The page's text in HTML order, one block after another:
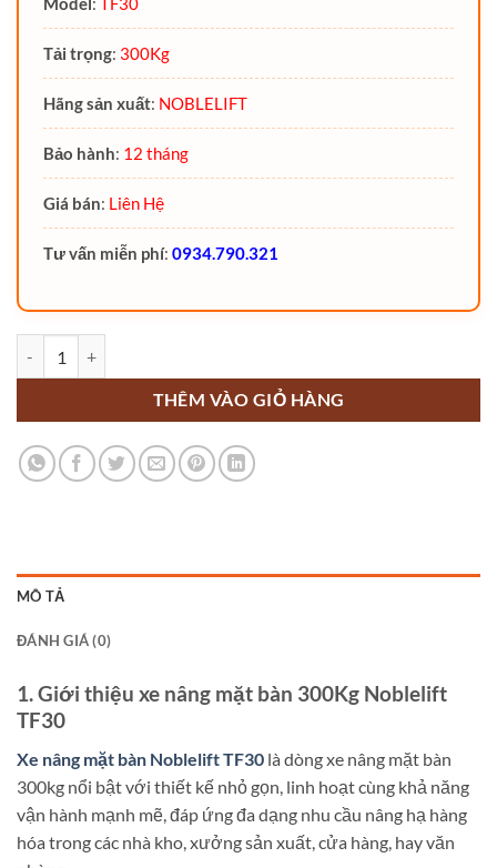
Tải trọng: 300Kg
Hãng sản xuất: NOBLELIFT
Bảo hành: 12 tháng
Giá bán: Liên Hệ
Tư vấn miễn phí: 0934.790.321
THÊM VÀO GIỎ HÀNG
MÔ TẢ
ĐÁNH GIÁ (0)
1. Giới thiệu xe nâng mặt bàn 300Kg Noblelift
TF30
Xe nâng mặt bàn Noblelift TF30 là dòng xe nâng mặt bàn
300kg nổi bật với thiết kế nhỏ gọn, linh hoạt cùng khả năng
vận hành mạnh mẽ, đáp ứng đa dạng nhu cầu nâng hạ hàng
hóa trong các nhà kho, xưởng sản xuất, cửa hàng, hay văn